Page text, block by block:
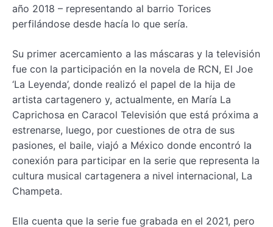
año 2018 – representando al barrio Torices
perfilándose desde hacía lo que sería.
Su primer acercamiento a las máscaras y la televisión
fue con la participación en la novela de RCN, El Joe
‘La Leyenda’, donde realizó el papel de la hija de
artista cartagenero y, actualmente, en María La
Caprichosa en Caracol Televisión que está próxima a
estrenarse, luego, por cuestiones de otra de sus
pasiones, el baile, viajó a México donde encontró la
conexión para participar en la serie que representa la
cultura musical cartagenera a nivel internacional, La
Champeta.
Ella cuenta que la serie fue grabada en el 2021, pero